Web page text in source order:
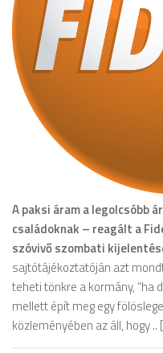
A paksi áram a legolcsóbb
családoknak – reagált a
szóvivő szombati
sajtótájékoztatóján azt
teheti tönkre a kormány, “ha
mellett épít meg egy
közleményében az áll, hogy